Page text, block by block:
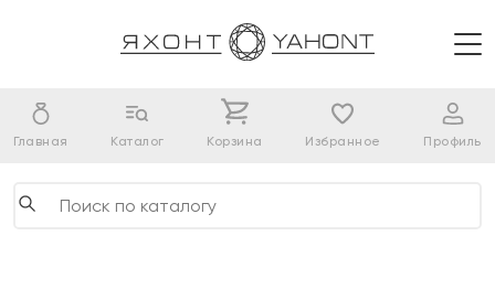
Главная Каталог Корзина Избранное Профиль